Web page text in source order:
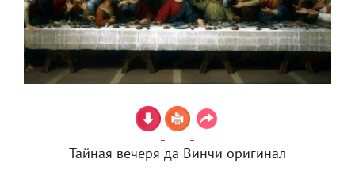
Тайная вечеря да Винчи оригинал